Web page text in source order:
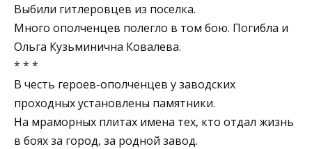
Выбили гитлеровцев из поселка.
Много ополченцев полегло в том бою. Погибла и
Ольга Кузьминична Ковалева.
* * *
В честь героев-ополченцев у заводских
проходных установлены памятники.
На мраморных плитах имена тех, кто отдал жизнь
в боях за город, за родной завод.